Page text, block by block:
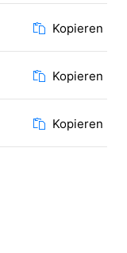
Kopieren
Kopieren
Kopieren